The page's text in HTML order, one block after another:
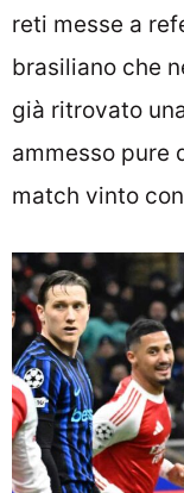
reti messe a
brasiliano che
già ritrovato
ammesso pure
match vinto